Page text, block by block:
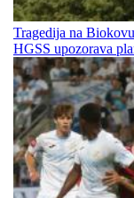
Tragedija na
HGSS upozorava